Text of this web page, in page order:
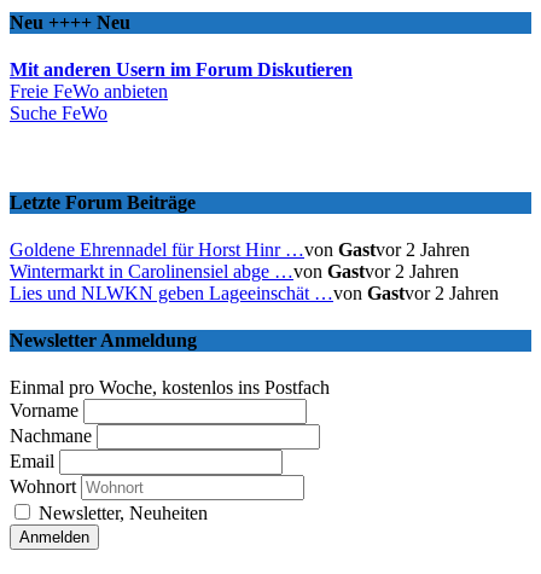
Neu ++++ Neu
Mit anderen Usern im Forum Diskutieren
Freie FeWo anbieten
Suche FeWo
Letzte Forum Beiträge
Goldene Ehrennadel für Horst Hinr …von Gastvor 2 Jahren
Wintermarkt in Carolinensiel abge …von Gastvor 2 Jahren
Lies und NLWKN geben Lageeinschät …von Gastvor 2 Jahren
Newsletter Anmeldung
Einmal pro Woche, kostenlos ins Postfach
Vorname
Nachmane
Email
Wohnort
Newsletter, Neuheiten